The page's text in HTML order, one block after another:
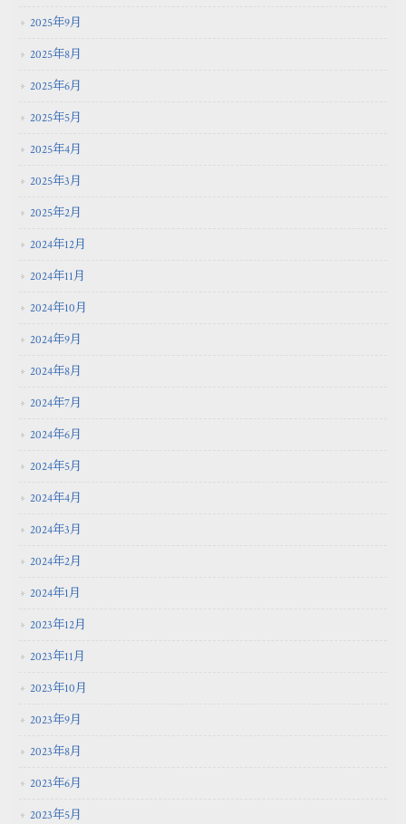
2025年9月
2025年8月
2025年6月
2025年5月
2025年4月
2025年3月
2025年2月
2024年12月
2024年11月
2024年10月
2024年9月
2024年8月
2024年7月
2024年6月
2024年5月
2024年4月
2024年3月
2024年2月
2024年1月
2023年12月
2023年11月
2023年10月
2023年9月
2023年8月
2023年6月
2023年5月